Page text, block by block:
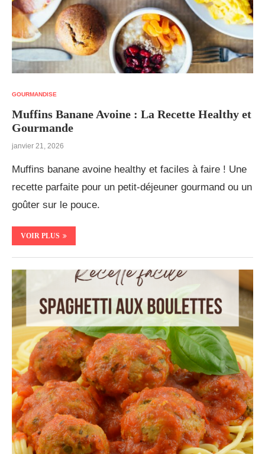
GOURMANDISE
Muffins Banane Avoine : La Recette Healthy et
Gourmande
janvier 21, 2026
Muffins banane avoine healthy et faciles à faire ! Une
recette parfaite pour un petit-déjeuner gourmand ou un
goûter sur le pouce.
VOIR PLUS